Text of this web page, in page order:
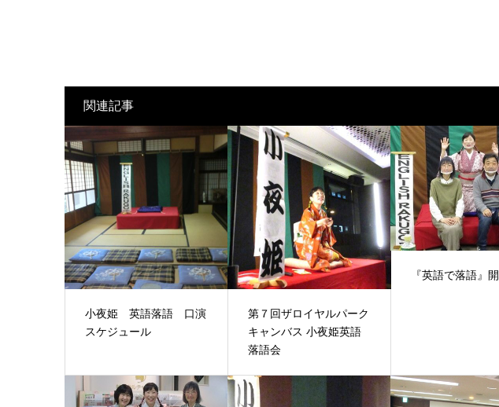
関連記事
小夜姫 英語落語 口演
スケジュール
第７回ザロイヤルパーク
キャンバス 小夜姫英語
落語会
『英語で落語』開